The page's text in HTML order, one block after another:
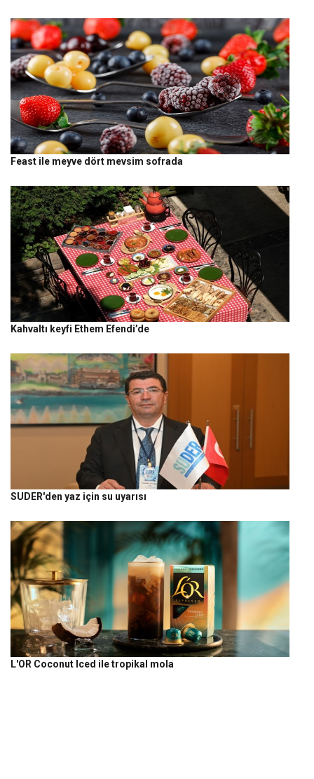
Feast ile meyve dört mevsim sofrada
Kahvaltı keyfi Ethem Efendi’de
SUDER'den yaz için su uyarısı
L'OR Coconut Iced ile tropikal mola